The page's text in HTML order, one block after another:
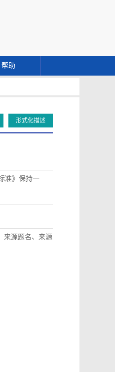
帮助
形式化描述
准》保持一
来源题名、来源